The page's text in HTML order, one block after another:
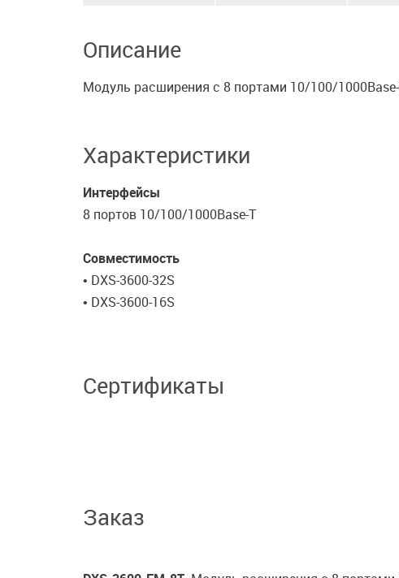
Описание
Модуль расширения с 8 портами 10/100/
Характеристики
Интерфейсы
8 портов 10/100/1000Base-T
Совместимость
• DXS-3600-32S
• DXS-3600-16S
Сертификаты
Заказ